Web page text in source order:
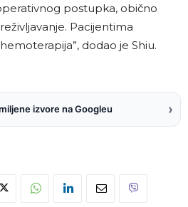
postupka, obično
Pacijentima
dodao je Shiu.
izvore na Googleu ›